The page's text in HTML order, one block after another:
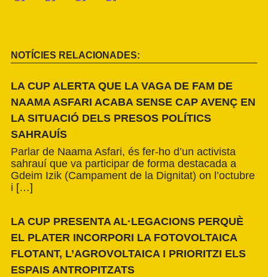
NOTÍCIES RELACIONADES:
LA CUP ALERTA QUE LA VAGA DE FAM DE
NAAMA ASFARI ACABA SENSE CAP AVENÇ EN
LA SITUACIÓ DELS PRESOS POLÍTICS
SAHRAUÍS
Parlar de Naama Asfari, és fer-ho d’un activista
sahrauí que va participar de forma destacada a
Gdeim Izik (Campament de la Dignitat) on l’octubre
i […]
LA CUP PRESENTA AL·LEGACIONS PERQUÈ
EL PLATER INCORPORI LA FOTOVOLTAICA
FLOTANT, L’AGROVOLTAICA I PRIORITZI ELS
ESPAIS ANTROPITZATS